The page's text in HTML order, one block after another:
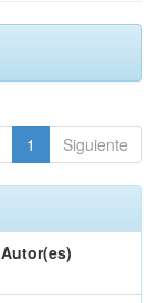
1 Siguiente
Autor(es)